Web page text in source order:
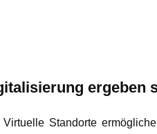
ergeben
Virtuelle Standorte